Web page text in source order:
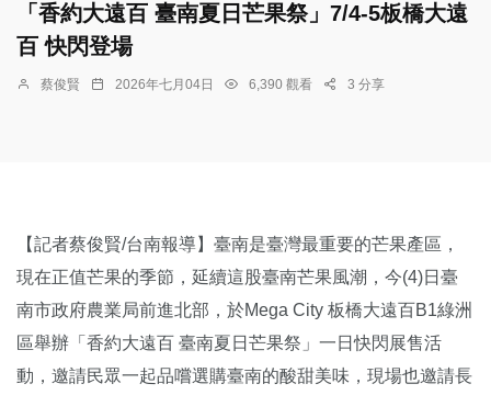
「香約大遠百 臺南夏日芒果祭」7/4-5板橋大遠
百 快閃登場
蔡俊賢 2026年七月04日 6,390 觀看 3 分享
【記者蔡俊賢/台南報導】臺南是臺灣最重要的芒果產區，
現在正值芒果的季節，延續這股臺南芒果風潮，今(4)日臺
南市政府農業局前進北部，於Mega City 板橋大遠百B1綠洲
區舉辦「香約大遠百 臺南夏日芒果祭」一日快閃展售活
動，邀請民眾一起品嚐選購臺南的酸甜美味，現場也邀請長